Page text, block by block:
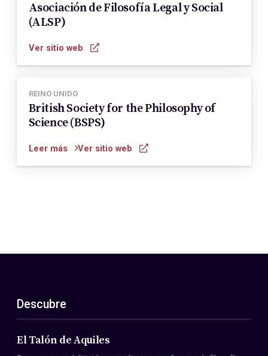
Asociación de Filosofía Legal y Social
(ALSP)
Ver sitio web
REINO UNIDO
British Society for the Philosophy of
Science (BSPS)
Leer más Ver sitio web
Descubre
El Talón de Aquiles